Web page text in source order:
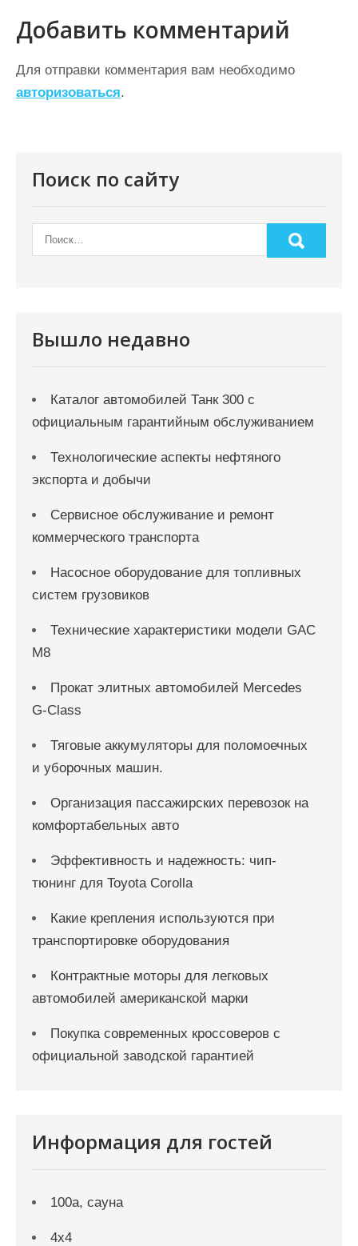
г
а
ц
и
м
Добавить комментарий
Для отправки комментария вам необходимо
авторизоваться.
Поиск по сайту
Вышло недавно
Каталог автомобилей Танк 300 с
официальным гарантийным обслуживанием
Технологические аспекты нефтяного
экспорта и добычи
Сервисное обслуживание и ремонт
коммерческого транспорта
Насосное оборудование для топливных
систем грузовиков
Технические характеристики модели GAC
M8
Прокат элитных автомобилей Mercedes
G-Class
Тяговые аккумуляторы для поломоечных
и уборочных машин.
Организация пассажирских перевозок на
комфортабельных авто
Эффективность и надежность: чип-
тюнинг для Toyota Corolla
Какие крепления используются при
транспортировке оборудования
Контрактные моторы для легковых
автомобилей американской марки
Покупка современных кроссоверов с
официальной заводской гарантией
Информация для гостей
100а, сауна
4х4